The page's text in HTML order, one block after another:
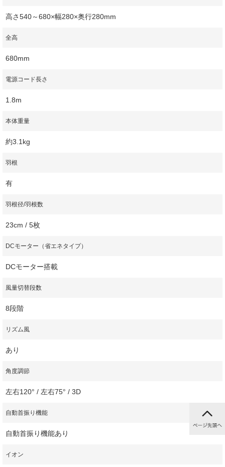
高さ540～680×幅280×奥行280mm
全高
680mm
電源コード長さ
1.8m
本体重量
約3.1kg
羽根
有
羽根径/羽根数
23cm / 5枚
DCモーター（省エネタイプ）
DCモーター搭載
風量切替段数
8段階
リズム風
あり
角度調節
左右120° / 左右75° / 3D
自動首振り機能
自動首振り機能あり
イオン